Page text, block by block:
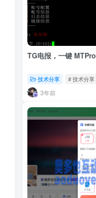
TG电报，一键
技术分享 # 技术分享
3年前